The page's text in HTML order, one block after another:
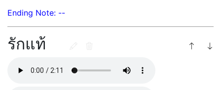
Ending Note: --
รักแท้